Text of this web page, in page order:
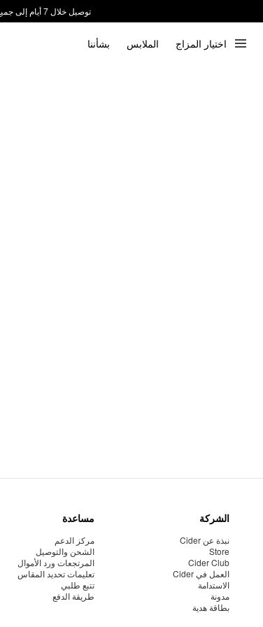
توصيل خلال 7 أيام إلى جميع دول الخليج
اختيار المزاج الملابس بشأننا
الشركة
نبذة عن Cider
Store
Cider Club
العمل في Cider
الاستدامة
مدونة
بطاقة هدية
مساعدة
مركز الدعم
الشحن والتوصيل
المرتجعات ورد الأموال
تعليمات تحديد المقاس
تتبع طلبي
طريقة الدفع